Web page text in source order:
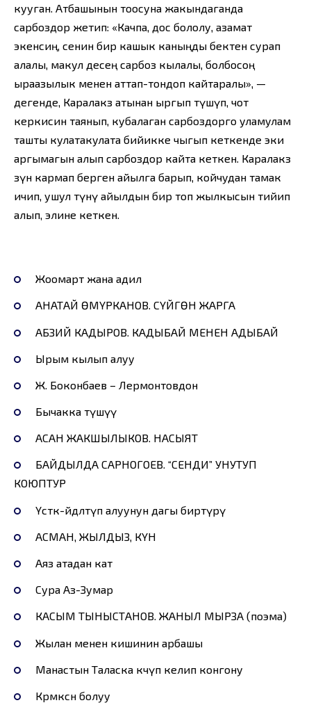
кууган. Атбашынын тоосуна жакындаганда
сарбоздор жетип: «Качпа, дос бололу, азамат
экенсиң, сенин бир кашык каныңды бектен сурап
алалы, макул десең сарбоз кылалы, болбосоң
ыраазылык менен аттап-тондоп кайтаралы», —
дегенде, Каралакөз атынан ыргып түшүп, чот
керкисин таянып, кубалаган сарбоздорго уламулам
ташты кулатакулата бийикке чыгып кеткенде эки
аргымагын алып сарбоздор кайта кеткен. Каралакөз
өзүн кармап берген айылга барып, койчудан тамак
ичип, ушул түнү айылдын бир топ жылкысын тийип
алып, элине кеткен.
Жоомарт жана адил
АНАТАЙ ӨМҮРКАНОВ. СҮЙГӨН ЖАРГА
АБЗИЙ КАДЫРОВ. КАДЫБАЙ МЕНЕН АДЫБАЙ
Ырым кылып алуу
Ж. Боконбаев – Лермонтовдон
Бычакка түшүү
АСАН ЖАКШЫЛЫКОВ. НАСЫЯТ
БАЙДЫЛДА САРНОГОЕВ. “СЕНДИ” УНУТУП
КОЮПТУР
Үстөк-өйдөлөтүп алуунун дагы биртүрү
АСМАН, ЖЫЛДЫЗ, КҮН
Аяз атадан кат
Сура Аз-Зумар
КАСЫМ ТЫНЫСТАНОВ. ЖАНЫЛ МЫРЗА (поэма)
Жылан менен кишинин арбашы
Манастын Таласка көчүп келип конгону
Көрмөксөн болуу